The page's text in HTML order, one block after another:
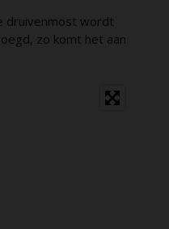
druivenmost wordt
zo komt het aan